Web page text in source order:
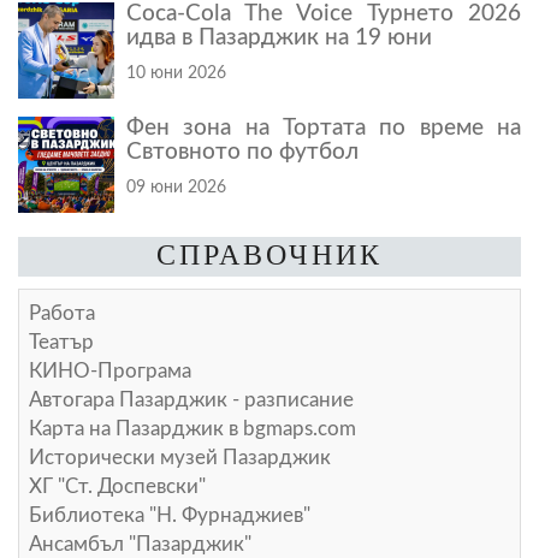
Coca-Cola The Voice Турнето 2026
идва в Пазарджик на 19 юни
10 юни 2026
Фен зона на Тортата по време на
Свтовното по футбол
09 юни 2026
СПРАВОЧНИК
Работа
Театър
КИНО-Програма
Автогара Пазарджик - разписание
Карта на Пазарджик в bgmaps.com
Исторически музей Пазарджик
ХГ "Ст. Доспевски"
Библиотека "Н. Фурнаджиев"
Ансамбъл "Пазарджик"